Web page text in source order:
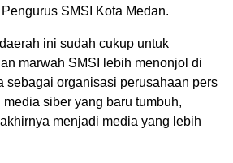
SMSI Kota Medan.
ini sudah cukup untuk
marwah SMSI lebih menonjol di
sebagai organisasi perusahaan pers
siber yang baru tumbuh,
menjadi media yang lebih